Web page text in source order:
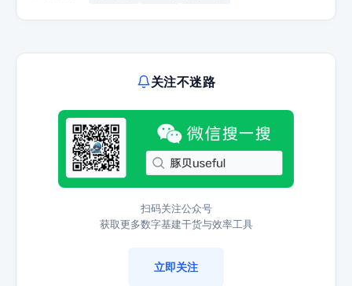
关注不迷路
扫码关注公众号
获取更多数字基建干货与效率工具
立即关注